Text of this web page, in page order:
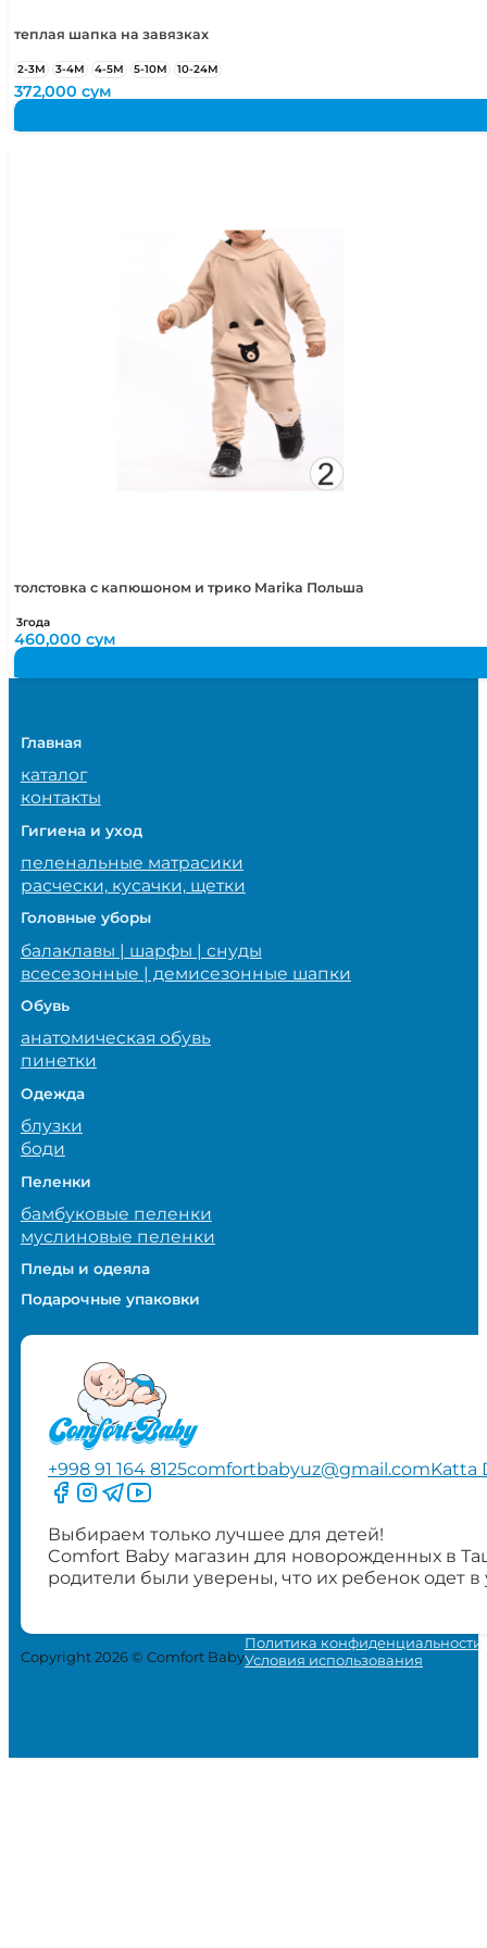
теплая шапка на завязках
2-3М 3-4М 4-5М 5-10М 10-24М
372,000сум
толстовка с капюшоном и трико Marika Польша
3года
460,000сум
Главная
каталог
контакты
Гигиена и уход
пеленальные матрасики
расчески, кусачки, щетки
Головные уборы
балаклавы | шарфы | снуды
всесезонные | демисезонные шапки
Обувь
анатомическая обувь
пинетки
Одежда
блузки
боди
Пеленки
бамбуковые пеленки
муслиновые пеленки
Пледы и одеяла
Подарочные упаковки
+998 91 164 8125comfortbabyuz@gmail.comKatta
Следите за нами на Facebook
Следите за нами в Instagram
Следите за нами в Telegram
Следите за нами в YouTube
Выбираем только лучшее для детей!
Comfort Baby магазин для новорожденных в
родители были уверены, что их ребенок одет
Copyright 2026 © Comfort Baby
Политика конфиденциальности
Условия использования